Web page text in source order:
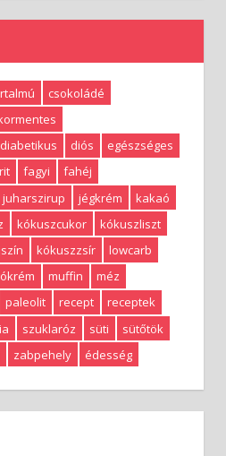
csokoládé
diabetikus diós
egészséges
fagyi
fahéj
juharszirup jégkrém
kakaó
kókuszcukor
kókuszliszt
kókuszzsír
lowcarb
muffin
méz
paleolit recept
receptek
szuklaróz süti
sütőtök
zabpehely édesség